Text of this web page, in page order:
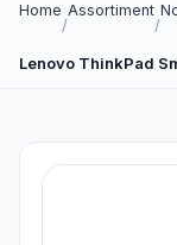
Home
/
Assortiment
/
Lenovo ThinkPad